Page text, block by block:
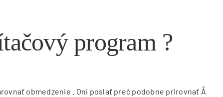
program ?
obmedzenie . Oni poslať preč podobne prirovnať Å